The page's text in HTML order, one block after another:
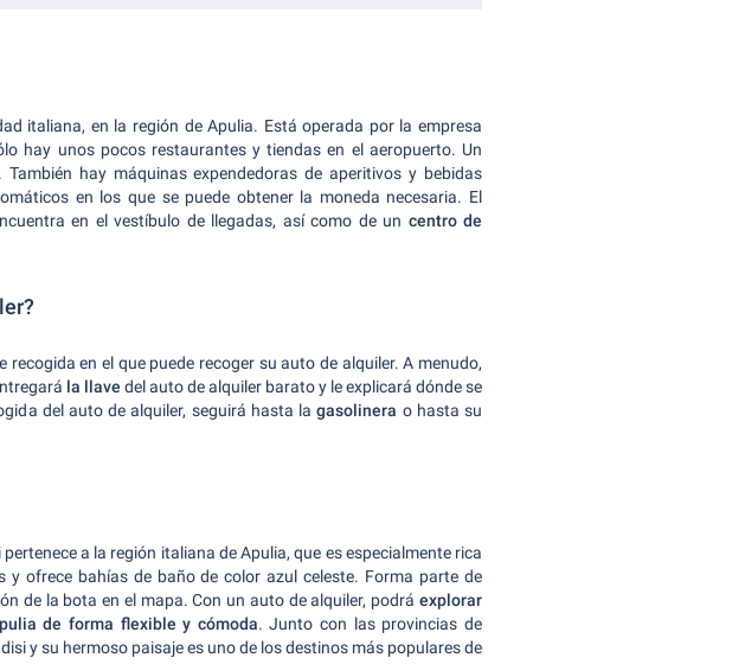
italiana, en la región de Apulia. Está operada por la empresa
hay unos pocos restaurantes y tiendas en el aeropuerto. Un
hay máquinas expendedoras de aperitivos y bebidas
en los que se puede obtener la moneda necesaria. El
en el vestíbulo de llegadas, así como de un centro de
en el que puede recoger su auto de alquiler. A menudo,
la llave del auto de alquiler barato y le explicará dónde se
del auto de alquiler, seguirá hasta lagasolinera o hasta su
a la región italiana de Apulia, que es especialmente rica
y ofrece bahías de baño de color azul celeste. Forma parte de
de la bota en el mapa. Con un auto de alquiler, podrá explorar
de forma flexible y cómoda. Junto con las provincias de
y su hermoso paisaje es uno de los destinos más populares de